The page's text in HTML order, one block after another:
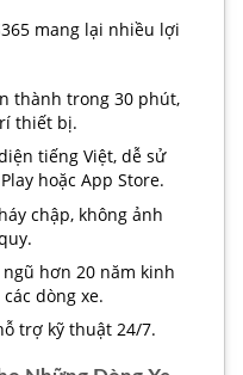
mang lại nhiều lợi
thành trong 30 phút,
thiết bị.
tiếng Việt, dễ sử
hoặc App Store.
chập, không ảnh
hơn 20 năm kinh
dòng xe.
trợ kỹ thuật 24/7.